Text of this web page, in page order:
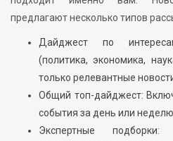
предлагают несколько типов
Дайджест по
(политика, экономика,
только релевантные
Общий топ-дайджест:
события за день или неделю.
Экспертные